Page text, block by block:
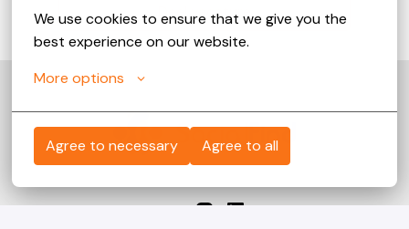
We use cookies to ensure that we give you the
best experience on our website.
More options
Agree to necessary Agree to all
Deel vacature
Homepage